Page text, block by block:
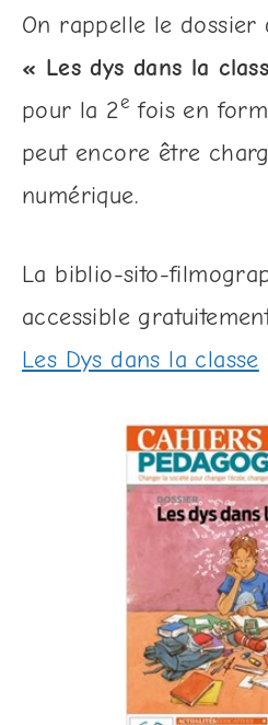
On rappelle le
« Les dys dans la
pour la 2e fois en
peut encore être
numérique.
La biblio-sito-
accessible
Les Dys dans la classe